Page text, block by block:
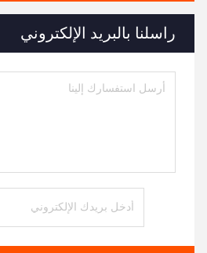
راسلنا بالبريد الإلكتروني